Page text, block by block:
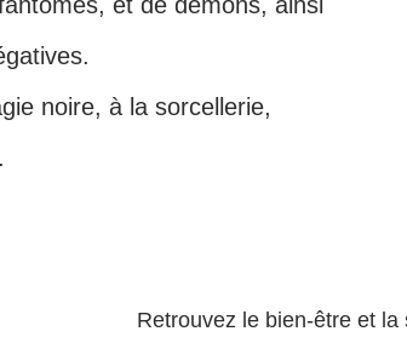
noire, à la sorcellerie,
Retrouvez le bien-être et